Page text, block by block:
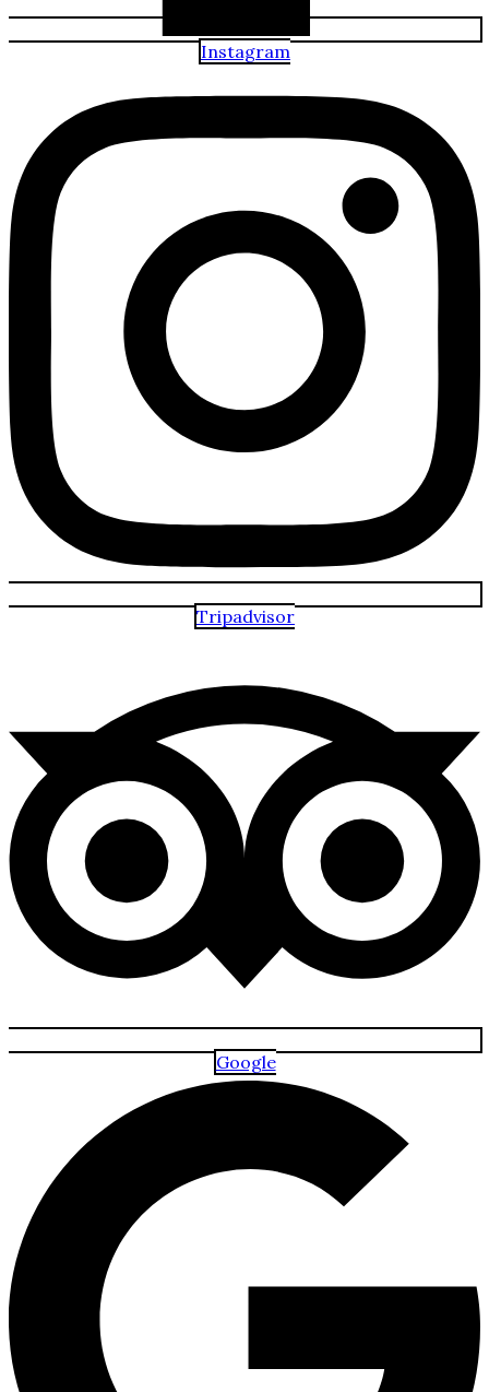
Instagram
Tripadvisor
Google